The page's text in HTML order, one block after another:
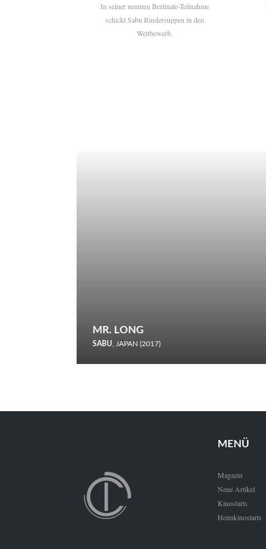
In seiner neunten Berlinale-Teilnahme
schickt Sabu Rindersuppen in den
Wettbewerb.
MR. LONG
SABU, JAPAN (2017)
den Wettbewerb.
MENÜ
Magazin
Neue Artikel
Kinostarts
Heimkinostarts